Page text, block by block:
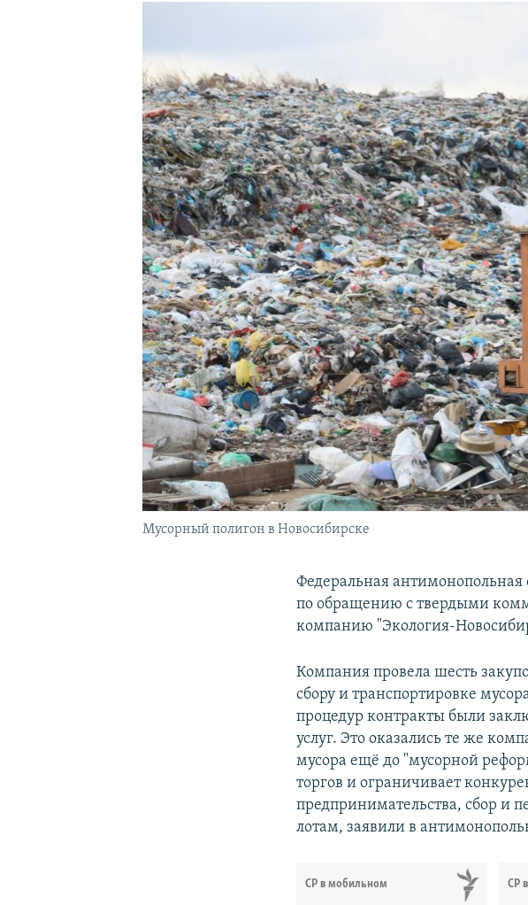
Мусорный полигон в Новосибирске
Федеральная антимонопольная
по обращению с твердыми
компанию "Экология-
Компания провела шесть
сбору и транспортировке
процедур контракты были
услуг. Это оказались те же
мусора ещё до "мусорной
торгов и ограничивает
предпринимательства, сбор и
лотам, заявили в
СР в мобильном СР